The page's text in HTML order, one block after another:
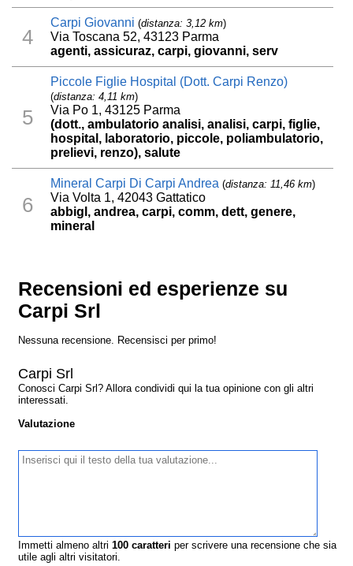
4
Carpi Giovanni (distanza: 3,12 km)
Via Toscana 52, 43123 Parma
agenti, assicuraz, carpi, giovanni, serv
5
Piccole Figlie Hospital (Dott. Carpi Renzo)
(distanza: 4,11 km)
Via Po 1, 43125 Parma
(dott., ambulatorio analisi, analisi, carpi, figlie,
hospital, laboratorio, piccole, poliambulatorio,
prelievi, renzo), salute
6
Mineral Carpi Di Carpi Andrea (distanza: 11,46 km)
Via Volta 1, 42043 Gattatico
abbigl, andrea, carpi, comm, dett, genere,
mineral
Recensioni ed esperienze su
Carpi Srl
Nessuna recensione. Recensisci per primo!
Carpi Srl
Conosci Carpi Srl? Allora condividi qui la tua opinione con gli altri
interessati.
Valutazione
Immetti almeno altri100 caratteri per scrivere una recensione che sia
utile agli altri visitatori.